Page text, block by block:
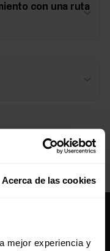
Acerca de las cookies
mejor experiencia y
con una ruta